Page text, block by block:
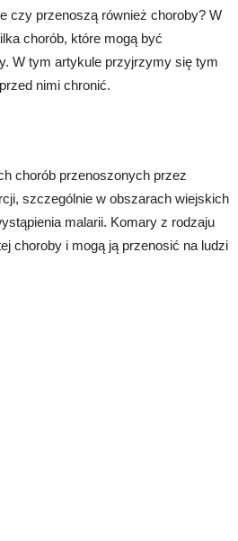
czy przenoszą również choroby? W
chorób, które mogą być
W tym artykule przyjrzymy się tym
nimi chronić.
chorób przenoszonych przez
szczególnie w obszarach wiejskich
malarii. Komary z rodzaju
choroby i mogą ją przenosić na ludzi